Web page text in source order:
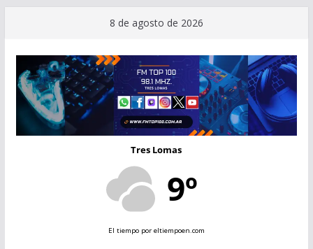
contenido
8 de agosto de 2026
Tres Lomas
9º
El tiempopor eltiempoen.com